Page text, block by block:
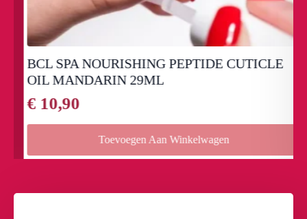
BCL SPA NOURISHING PEPTIDE CUTICLE
OIL MANDARIN 29ML
10,90
Toevoegen Aan Winkelwagen